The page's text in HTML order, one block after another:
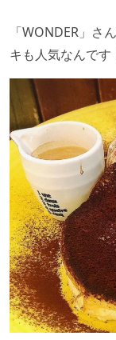
「WONDER 」さ
キも人気なんです